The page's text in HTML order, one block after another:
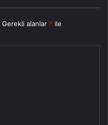
Gerekli alanlar * ile